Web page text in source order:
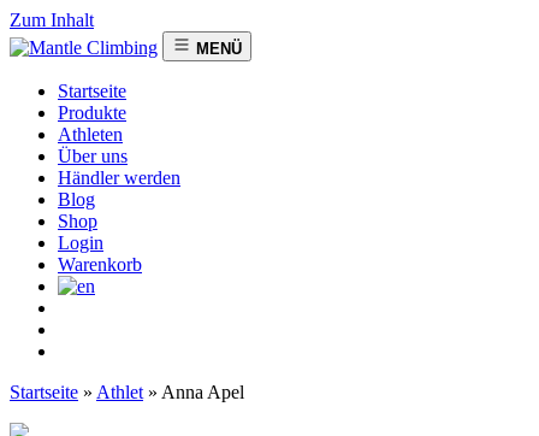
Zum Inhalt
MENÜ
Startseite
Produkte
Athleten
Über uns
Händler werden
Blog
Shop
Login
Warenkorb
Startseite » Athlet » Anna Apel